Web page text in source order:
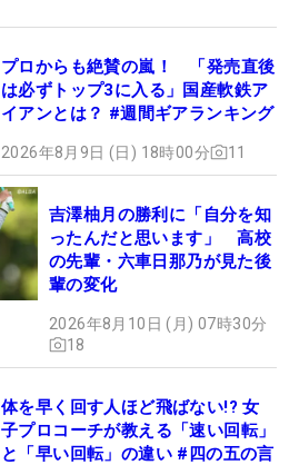
プロからも絶賛の嵐！ 「発売直後
は必ずトップ3に入る」国産軟鉄ア
イアンとは？ #週間ギアランキング
2026年8月9日 (日) 18時00分 11
吉澤柚月の勝利に「自分を知
ったんだと思います」 高校
の先輩・六車日那乃が見た後
輩の変化
2026年8月10日 (月) 07時30分
18
体を早く回す人ほど飛ばない!? 女
子プロコーチが教える「速い回転」
と「早い回転」の違い #四の五の言